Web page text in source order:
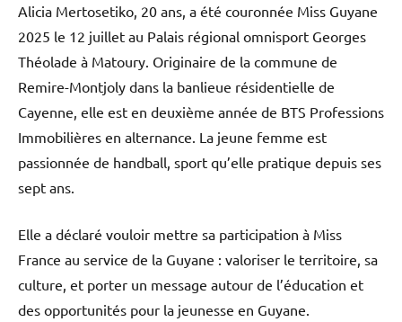
Alicia Mertosetiko, 20 ans, a été couronnée Miss Guyane
2025 le 12 juillet au Palais régional omnisport Georges
Théolade à Matoury. Originaire de la commune de
Remire-Montjoly dans la banlieue résidentielle de
Cayenne, elle est en deuxième année de BTS Professions
Immobilières en alternance. La jeune femme est
passionnée de handball, sport qu’elle pratique depuis ses
sept ans.
Elle a déclaré vouloir mettre sa participation à Miss
France au service de la Guyane : valoriser le territoire, sa
culture, et porter un message autour de l’éducation et
des opportunités pour la jeunesse en Guyane.